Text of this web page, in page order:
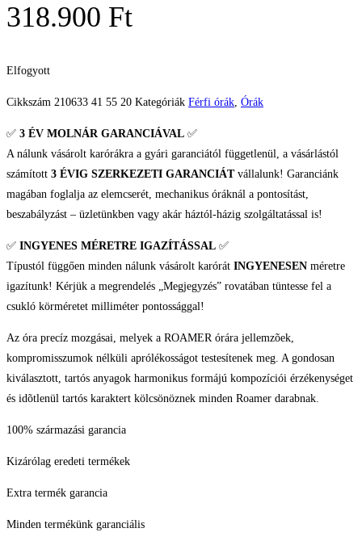
318.900 Ft
Elfogyott
Cikkszám 210633 41 55 20 Kategóriák Férfi órák, Órák
✅ 3 ÉV MOLNÁR GARANCIÁVAL ✅
A nálunk vásárolt karórákra a gyári garanciától függetlenül, a vásárlástól
számított 3 ÉVIG SZERKEZETI GARANCIÁTvállalunk! Garanciánk
magában foglalja az elemcserét, mechanikus óráknál a pontosítást,
beszabályzást – üzletünkben vagy akár háztól-házig szolgáltatással is!
✅ INGYENES MÉRETRE IGAZÍTÁSSAL ✅
Típustól függően minden nálunk vásárolt karórát INGYENESEN méretre
igazítunk! Kérjük a megrendelés „Megjegyzés” rovatában tüntesse fel a
csukló körméretet milliméter pontossággal!
Az óra precíz mozgásai, melyek a ROAMER órára jellemzõek,
kompromisszumok nélküli aprólékosságot testesítenek meg. A gondosan
kiválasztott, tartós anyagok harmonikus formájú kompozíciói érzékenységet
és idõtlenül tartós karaktert kölcsönöznek minden Roamer darabnak.
100% származási garancia
Kizárólag eredeti termékek
Extra termék garancia
Minden termékünk garanciális